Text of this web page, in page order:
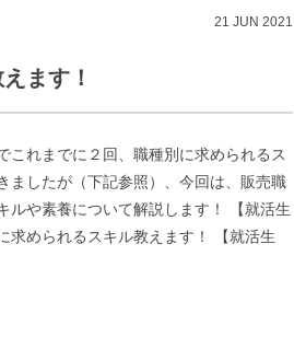
21 JUN 2021
ます！
これまでに２回、職種別に求められるス
ましたが（下記参照）、今回は、販売職
ルや素養について解説します！ 【就活生
求められるスキル教えます！ 【就活生